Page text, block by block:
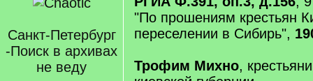
Санкт-Петербург
-Поиск в архивах
не веду
"По прошениям крестьян
переселении в Сибирь",
Трофим Михно,